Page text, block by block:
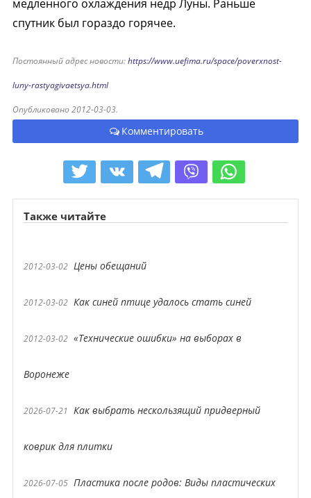
медленного охлаждения недр Луны. Раньше
спутник был гораздо горячее.
Постоянный адрес новости:https://www.uefima.ru/space/poverxnost-
luny-rastyagivaetsya.html
Опубликовано 2012-03-03.
Комментировать
Также читайте
2012-03-02 Цены обещаний
2012-03-02 Как синей птице удалось стать синей
2012-03-02 «Технические ошибки» на выборах в
Воронеже
2026-07-21 Как выбрать нескользящий придверный
коврик для плитки
2026-07-05 Пластика после родов: Виды пластических